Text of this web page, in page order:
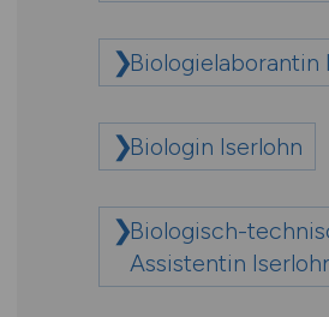
Biologielaborantin
Biologin Iserlohn
Biologisch-
Assistentin